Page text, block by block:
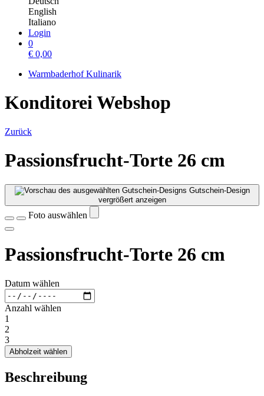
English
Italiano
Login
0
€ 0,00
Warmbaderhof Kulinarik
Konditorei Webshop
Zurück
Passionsfrucht-Torte 26 cm
Gutschein-Design
vergrößert anzeigen
Foto auswählen
Passionsfrucht-Torte 26 cm
Datum wählen
Anzahl wählen
1
2
3
Abholzeit wählen
Beschreibung